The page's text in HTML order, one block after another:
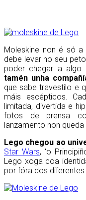
Moleskine non é só
debe levar no seu
poder chegar a algo
tamén unha
que sabe travestilo e
máis escépticos.
limitada, divertida e
fotos de prensa
lanzamento non
Lego chegou ao
Star Wars, ‘o
Lego xoga coa
por fóra dos